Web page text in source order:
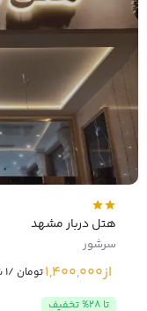
هتل دربار مشهد
سرشور
از1,400,000تومان /1 شب
تا 28% تخفیف